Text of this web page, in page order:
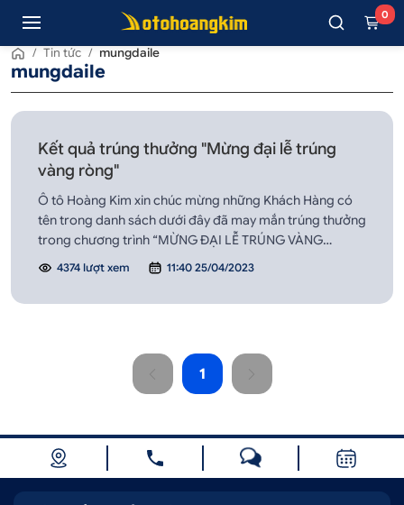
0
/ Tin tức / mungdaile
mungdaile
Kết quả trúng thưởng "Mừng đại lễ trúng
vàng ròng"
Ô tô Hoàng Kim xin chúc mừng những Khách Hàng có
tên trong danh sách dưới đây đã may mắn trúng thưởng
trong chương trình “MỪNG ĐẠI LỄ TRÚNG VÀNG
RÒNG”. Nhân viên Ô tô Hoàng Kim sẽ gọi điện xác nhận
Khách Hàng trúng thưởng tương ứng mã dự thưởng đã
4374 lượt xem 11:40 25/04/2023
1